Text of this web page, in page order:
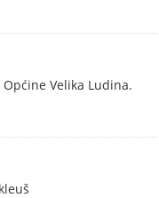
Velika Ludina.